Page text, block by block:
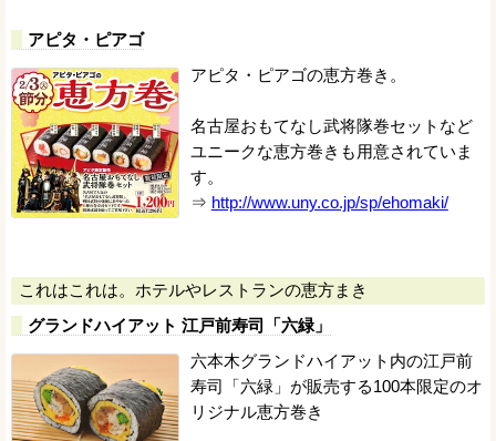
アピタ・ピアゴ
アピタ・ピアゴの恵方巻き。
名古屋おもてなし武将隊巻セットなど
ユニークな恵方巻きも用意されていま
す。
⇒ http://www.uny.co.jp/sp/ehomaki/
これはこれは。ホテルやレストランの恵方まき
グランドハイアット 江戸前寿司「六緑」
六本木グランドハイアット内の江戸前
寿司「六緑」が販売する100本限定のオ
リジナル恵方巻き